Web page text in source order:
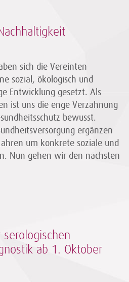
sich die Vereinten
sozial, ökologisch und
Entwicklung gesetzt. Als
ist uns die enge Verzahnung
bewusst.
ergänzen
um konkrete soziale und
Nun gehen wir den nächsten
ab 1. Oktober